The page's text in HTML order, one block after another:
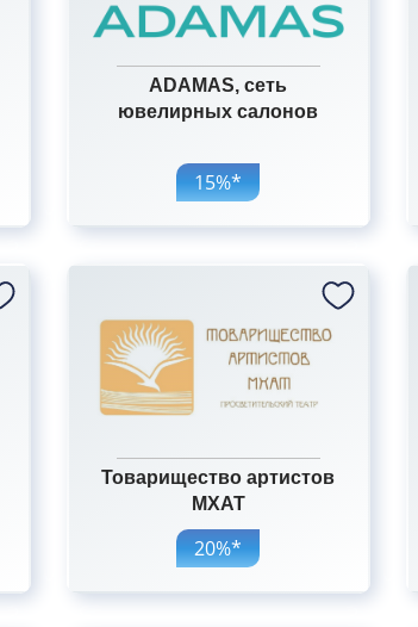
ADAMAS, сеть
ювелирных салонов
15%*
Товарищество артистов
МХАТ
20%*